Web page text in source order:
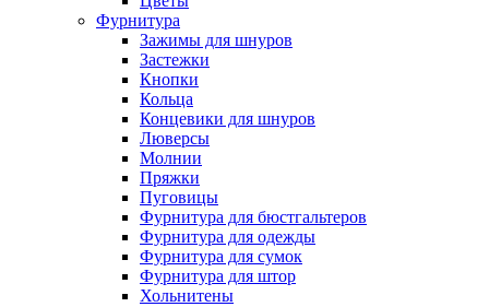
Фурнитура
Зажимы для шнуров
Застежки
Кнопки
Кольца
Концевики для шнуров
Люверсы
Молнии
Пряжки
Пуговицы
Фурнитура для бюстгальтеров
Фурнитура для одежды
Фурнитура для сумок
Фурнитура для штор
Хольнитены